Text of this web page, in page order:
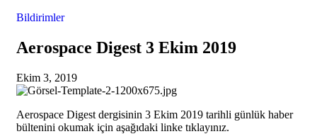
Bildirimler
Aerospace Digest 3 Ekim 2019
Ekim 3, 2019
Aerospace Digest dergisinin 3 Ekim 2019 tarihli günlük haber
bültenini okumak için aşağıdaki linke tıklayınız.